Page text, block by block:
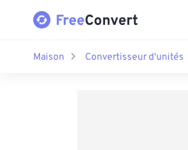
Maison Convertisseur d'unités